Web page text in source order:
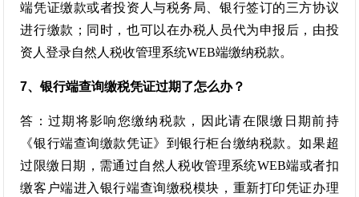
端凭证缴款或者投资人与税务局、银行签订的三方协议
进行缴款；同时，也可以在办税人员代为申报后，由投
资人登录自然人税收管理系统WEB端缴纳税款。
7、银行端查询缴税凭证过期了怎么办？
答：过期将影响您缴纳税款，因此请在限缴日期前持
《银行端查询缴款凭证》到银行柜台缴纳税款。如果超
过限缴日期，需通过自然人税收管理系统WEB端或者扣
缴客户端进入银行端查询缴税模块，重新打印凭证办理